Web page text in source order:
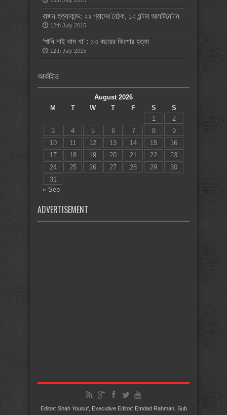
রাজন হত্যাকান্ড: ২২ গ্রামের বৈঠক, ১২ ঘন্টার আলটিমেটাম
12th July 2015
‘পানি নাই ঘাম খা’ : ১৩ বছরের কিশোর হত্যা
12th July 2015
আর্কাইভ
August 2026
M
T W T F S
S
1
2
3
4 5 6 7 8
9
10
11 12 13 14 15
16
17
18 19 20 21 22
23
24
25 26 27 28 29
30
31
« Sep
ADVERTISEMENT
Editor: Shah Yousuf, Executive Editor: Emdad Rahman, Sub